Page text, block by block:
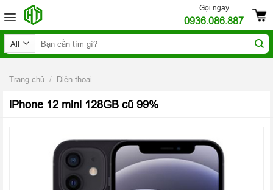
to
content
Gọi ngay
0936.086.887
Tìm
kiếm:
Trang chủ / Điện thoại
iPhone 12 mini 128GB cũ 99%